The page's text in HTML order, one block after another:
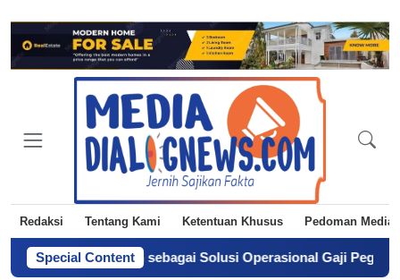
Redaksi Tentang Kami Ketentuan Khusus Pedoman Media
Special Content
Langkah sebagai Solusi Operasional Gaji Pegawai Pemda